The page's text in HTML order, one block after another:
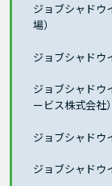
ジョブシャドウ
場）
ジョブシャドウ
ジョブシャドウ
ービス株式会社）
ジョブシャドウ
ジョブシャドウ